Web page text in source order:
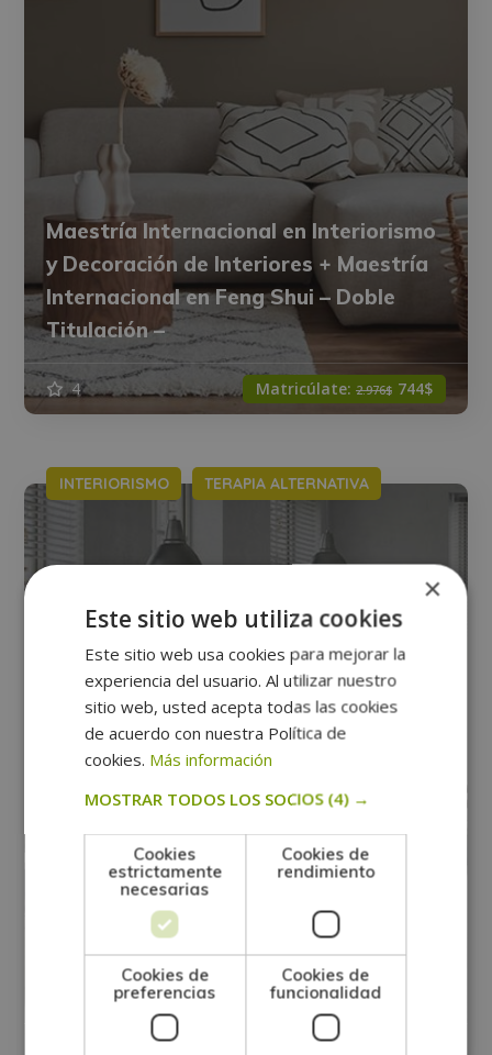
Maestría Internacional en Interiorismo
y Decoración de Interiores + Maestría
Internacional en Feng Shui – Doble
Titulación –
4 Matricúlate: 2.976$ 744$
INTERIORISMO TERAPIA ALTERNATIVA
Maestría Internacional en Interiorismo
y Decoración de Oficinas + Maestría
Internacional en Feng Shui – Doble
Titulación –
Matricúlate:
×
Este sitio web utiliza cookies
Este sitio web usa cookies para mejorar la
experiencia del usuario. Al utilizar nuestro
sitio web, usted acepta todas las cookies
de acuerdo con nuestra Política de
cookies. Más información
MOSTRAR TODOS LOS SOCIOS (4) →
Cookies
estrictamente
necesarias
Cookies de
rendimiento
Cookies de
preferencias
Cookies de
funcionalidad